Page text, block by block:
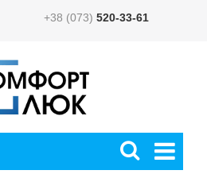
+38 (073) 520-33-61